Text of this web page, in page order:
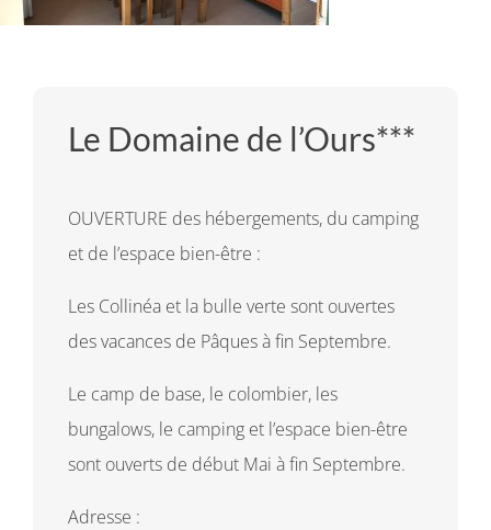
Le Domaine de l’Ours***
OUVERTURE des hébergements, du camping
et de l’espace bien-être :
Les Collinéa et la bulle verte sont ouvertes
des vacances de Pâques à fin Septembre.
Le camp de base, le colombier, les
bungalows, le camping et l’espace bien-être
sont ouverts de début Mai à fin Septembre.
Adresse :